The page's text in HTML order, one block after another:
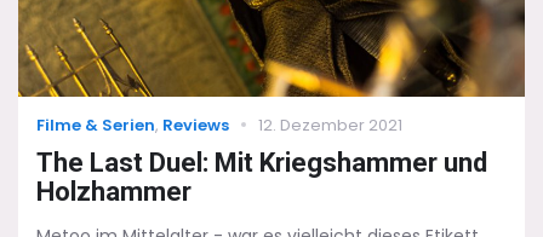
Categories
Filme & Serien, Reviews
Posted
12. Dezember 2021
The Last Duel: Mit Kriegshammer und
Holzhammer